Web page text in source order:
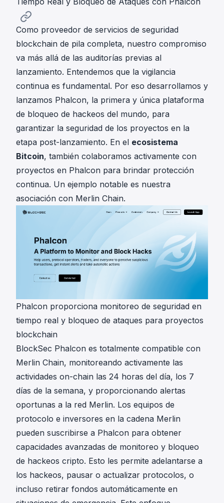
Como proveedor de servicios de seguridad
blockchain de pila completa, nuestro compromiso
va más allá de las auditorías previas al
lanzamiento. Entendemos que la vigilancia
continua es fundamental. Por eso desarrollamos y
lanzamos Phalcon, la primera y única plataforma
de bloqueo de hackeos del mundo, para
garantizar la seguridad de los proyectos en la
etapa post-lanzamiento. En el ecosistema
Bitcoin, también colaboramos activamente con
proyectos en Phalcon para brindar protección
continua. Un ejemplo notable es nuestra
asociación con Merlin Chain.
Phalcon proporciona monitoreo de seguridad en
tiempo real y bloqueo de ataques para proyectos
blockchain
BlockSec Phalcon es totalmente compatible con
Merlin Chain, monitoreando activamente las
actividades on-chain las 24 horas del día, los 7
días de la semana, y proporcionando alertas
oportunas a la red Merlin. Los equipos de
protocolo e inversores en la cadena Merlin
pueden suscribirse a Phalcon para obtener
capacidades avanzadas de monitoreo y bloqueo
de hackeos cripto. Esto les permite adelantarse a
los hackeos, pausar o actualizar protocolos, o
incluso retirar fondos automáticamente en